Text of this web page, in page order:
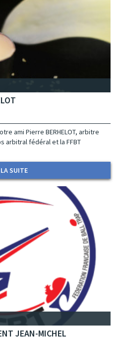
ami Pierre BERHELOT, arbitre
arbitral fédéral et la FFBT
SUITE
JEAN-MICHEL